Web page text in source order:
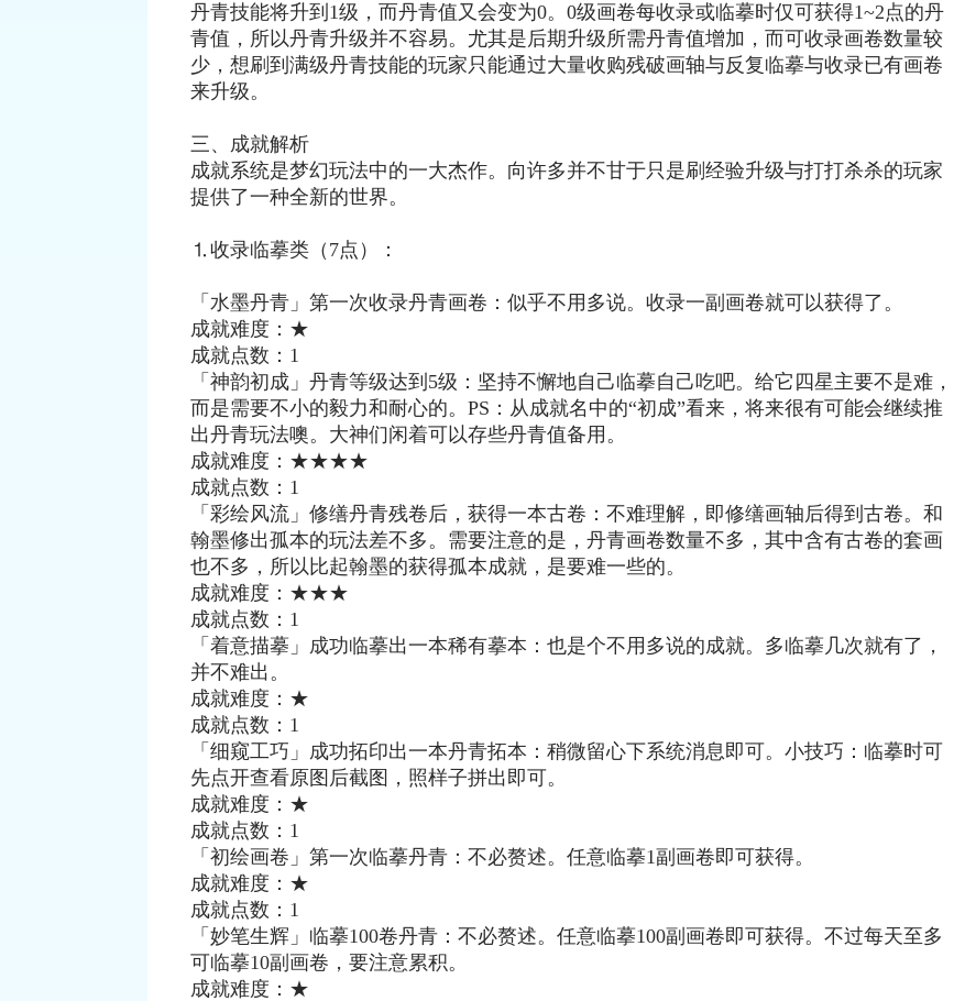
丹青技能将升到1级，而丹青值又会变为0。0级画卷每收录或临摹时仅可获得1~2点的丹
青值，所以丹青升级并不容易。尤其是后期升级所需丹青值增加，而可收录画卷数量较
少，想刷到满级丹青技能的玩家只能通过大量收购残破画轴与反复临摹与收录已有画卷
来升级。
三、成就解析
成就系统是梦幻玩法中的一大杰作。向许多并不甘于只是刷经验升级与打打杀杀的玩家
提供了一种全新的世界。
⒈收录临摹类（7点）：
「水墨丹青」第一次收录丹青画卷：似乎不用多说。收录一副画卷就可以获得了。
成就难度：★
成就点数：1
「神韵初成」丹青等级达到5级：坚持不懈地自己临摹自己吃吧。给它四星主要不是难，
而是需要不小的毅力和耐心的。PS：从成就名中的“初成”看来，将来很有可能会继续推
出丹青玩法噢。大神们闲着可以存些丹青值备用。
成就难度：★★★★
成就点数：1
「彩绘风流」修缮丹青残卷后，获得一本古卷：不难理解，即修缮画轴后得到古卷。和
翰墨修出孤本的玩法差不多。需要注意的是，丹青画卷数量不多，其中含有古卷的套画
也不多，所以比起翰墨的获得孤本成就，是要难一些的。
成就难度：★★★
成就点数：1
「着意描摹」成功临摹出一本稀有摹本：也是个不用多说的成就。多临摹几次就有了，
并不难出。
成就难度：★
成就点数：1
「细窥工巧」成功拓印出一本丹青拓本：稍微留心下系统消息即可。小技巧：临摹时可
先点开查看原图后截图，照样子拼出即可。
成就难度：★
成就点数：1
「初绘画卷」第一次临摹丹青：不必赘述。任意临摹1副画卷即可获得。
成就难度：★
成就点数：1
「妙笔生辉」临摹100卷丹青：不必赘述。任意临摹100副画卷即可获得。不过每天至多
可临摹10副画卷，要注意累积。
成就难度：★